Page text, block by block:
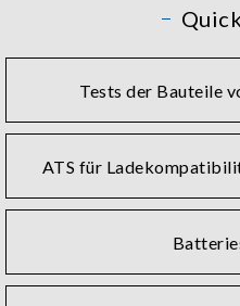
Tests der Bauteile
ATS für